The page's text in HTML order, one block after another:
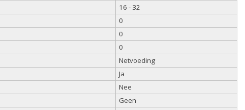
16 - 32
0
0
0
Netvoeding
Ja
Nee
Geen